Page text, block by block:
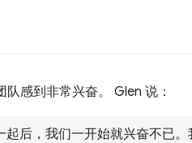
感到非常兴奋。 Glen 说：
后，我们一开始就兴奋不已